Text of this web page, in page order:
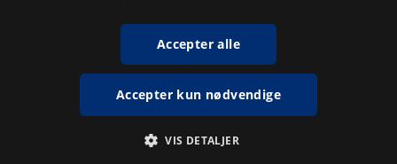
Accepter alle
Accepter kun nødvendige
VIS DETALJER